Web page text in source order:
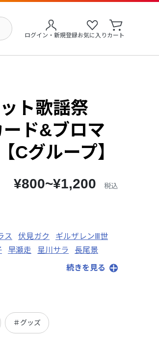
ログイン・新規登録お気に入り カート
ト歌謡祭
ド&ブロマ
Cグループ】
¥800~¥1,200 税込
ス 伏見ガク
ギルザレンⅢ世
早瀬走 星川サラ
長尾景
続きを見る
＃グッズ